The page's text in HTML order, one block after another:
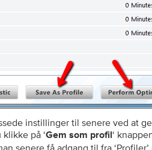
instillinger til senere ved at
på ‘Gem som profil ‘
senere få adgang til fra ‘Profiler’